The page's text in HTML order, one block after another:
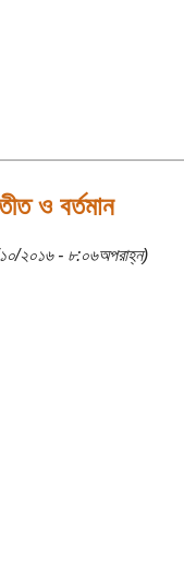
ও বর্তমান
২০১৬ - ৮:০৬অপরাহ্ন)